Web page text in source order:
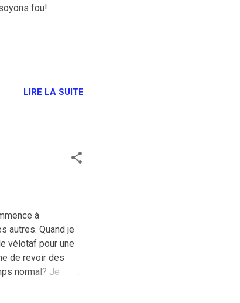
fou!
LIRE LA SUITE
à
autres. Quand je
vélotaf pour une
de revoir des
normal? Je